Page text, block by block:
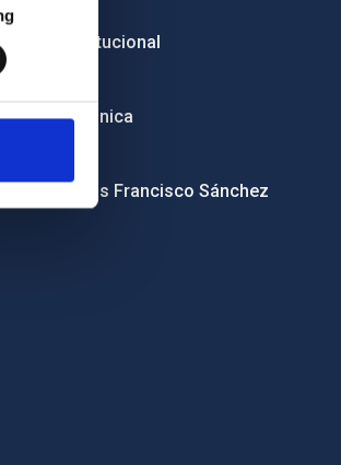
institucional
electrónica
Condolencias Francisco Sánchez